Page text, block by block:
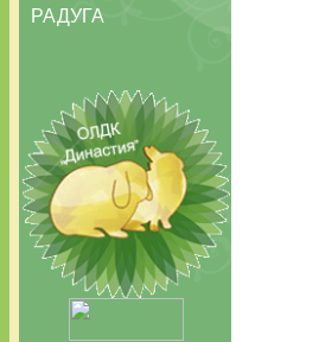
РАДУГА